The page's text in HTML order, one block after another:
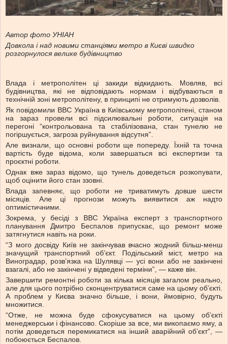
Автор фото УНІАН
Довкола і над новими станціями метро в Києві швидко
розгорнулося велике будівництво
Влада і метрополітен ці закиди відкидають. Мовляв, всі
будівництва, які не відповідають нормам і відбуваються в
технічній зоні метрополітену, в принципі не отримують дозволів.
Як повідомили ВВС Україна в Київському метрополітені, станом
на зараз провели всі підсилювальні роботи, ситуація на
перегоні “контрольована та стабілізована, стан тунелю не
погіршується, загроза руйнування відсутня”.
Але визнали, що основні роботи ще попереду. Їхній та точна
вартість буде відома, коли завершаться всі експертизи та
проєктні роботи.
Однак вже зараз відомо, що тунель доведеться розкопувати,
щоб оцінити його стан ззовні.
Влада запевняє, що роботи не триватимуть довше шести
місяців. Але ці прогнози можуть виявитися аж надто
оптимістичними.
Зокрема, у бесіді з ВВС Україна експерт з транспортного
планування Дмитро Беспалов припускає, що ремонт може
затягнутися навіть на роки.
“З мого досвіду Київ не закінчував вчасно жодний більш-менш
значущий транспортний об’єкт. Подільський міст, метро на
Виноградар, розв’язка на Шулявці — усі вони або не закінчені
взагалі, або не закінчені у відведені терміни”, — каже він.
Завершити ремонтні роботи за кілька місяців загалом реально,
але для цього потрібно сконцентруватися саме на цьому об’єкті.
А проблем у Києва значно більше, і вони, ймовірно, будуть
множитися.
“Отже, не можна буде сфокусуватися на цьому об’єкті
менеджерськи і фінансово. Скоріше за все, ми викопаємо яму, а
потім доведеться перемикатися на інший аварійний об’єкт”, —
побоюється Беспалов.